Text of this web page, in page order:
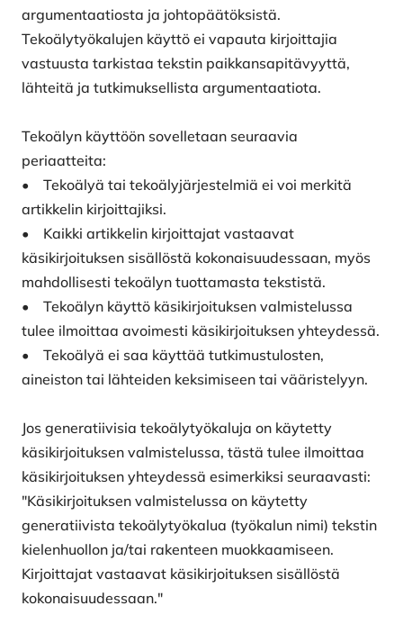
argumentaatiosta ja johtopäätöksistä.
Tekoälytyökalujen käyttö ei vapauta kirjoittajia
vastuusta tarkistaa tekstin paikkansapitävyyttä,
lähteitä ja tutkimuksellista argumentaatiota.
Tekoälyn käyttöön sovelletaan seuraavia
periaatteita:
• Tekoälyä tai tekoälyjärjestelmiä ei voi merkitä
artikkelin kirjoittajiksi.
• Kaikki artikkelin kirjoittajat vastaavat
käsikirjoituksen sisällöstä kokonaisuudessaan, myös
mahdollisesti tekoälyn tuottamasta tekstistä.
• Tekoälyn käyttö käsikirjoituksen valmistelussa
tulee ilmoittaa avoimesti käsikirjoituksen yhteydessä.
• Tekoälyä ei saa käyttää tutkimustulosten,
aineiston tai lähteiden keksimiseen tai vääristelyyn.
Jos generatiivisia tekoälytyökaluja on käytetty
käsikirjoituksen valmistelussa, tästä tulee ilmoittaa
käsikirjoituksen yhteydessä esimerkiksi seuraavasti:
"Käsikirjoituksen valmistelussa on käytetty
generatiivista tekoälytyökalua (työkalun nimi) tekstin
kielenhuollon ja/tai rakenteen muokkaamiseen.
Kirjoittajat vastaavat käsikirjoituksen sisällöstä
kokonaisuudessaan."